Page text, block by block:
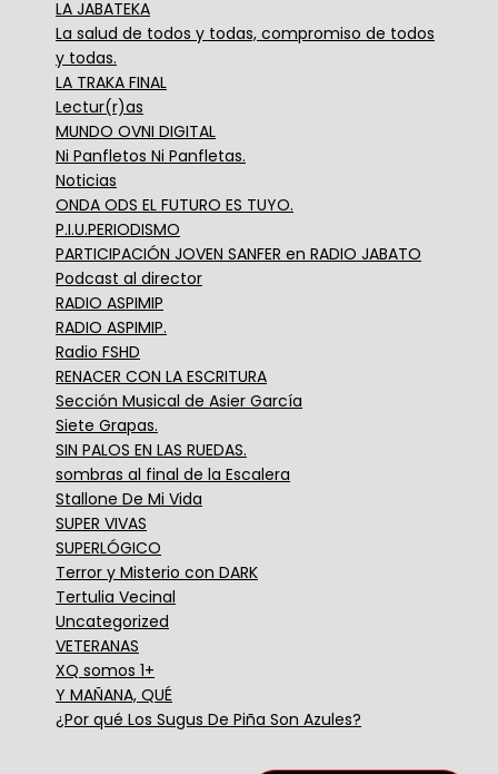
LA JABATEKA
La salud de todos y todas, compromiso de todos
y todas.
LA TRAKA FINAL
Lectur(r)as
MUNDO OVNI DIGITAL
Ni Panfletos Ni Panfletas.
Noticias
ONDA ODS EL FUTURO ES TUYO.
P.I.U.PERIODISMO
PARTICIPACIÓN JOVEN SANFER en RADIO JABATO
Podcast al director
RADIO ASPIMIP
RADIO ASPIMIP.
Radio FSHD
RENACER CON LA ESCRITURA
Sección Musical de Asier García
Siete Grapas.
SIN PALOS EN LAS RUEDAS.
sombras al final de la Escalera
Stallone De Mi Vida
SUPER VIVAS
SUPERLÓGICO
Terror y Misterio con DARK
Tertulia Vecinal
Uncategorized
VETERANAS
XQ somos 1+
Y MAÑANA, QUÉ
¿Por qué Los Sugus De Piña Son Azules?